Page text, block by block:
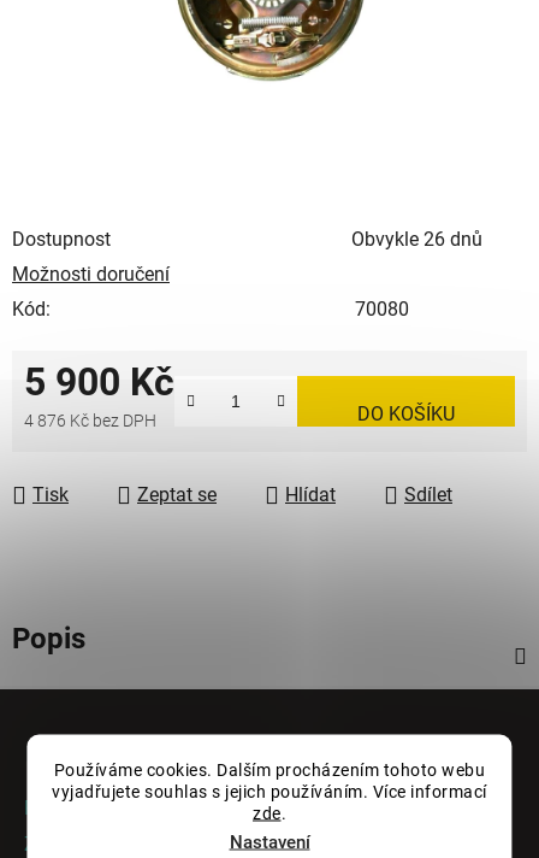
Používáme cookies. Dalším procházením tohoto webu
vyjadřujete souhlas s jejich používáním. Více informací
zde.
Nastavení
Dostupnost
Obvykle 26 dnů
Možnosti doručení
Kód:
70080
5 900 Kč
4 876 Kč bez DPH DO KOŠÍKU
Tisk Zeptat se Hlídat Sdílet
Popis
Informace pro vás
Rady a tipy
Zakázková výroba